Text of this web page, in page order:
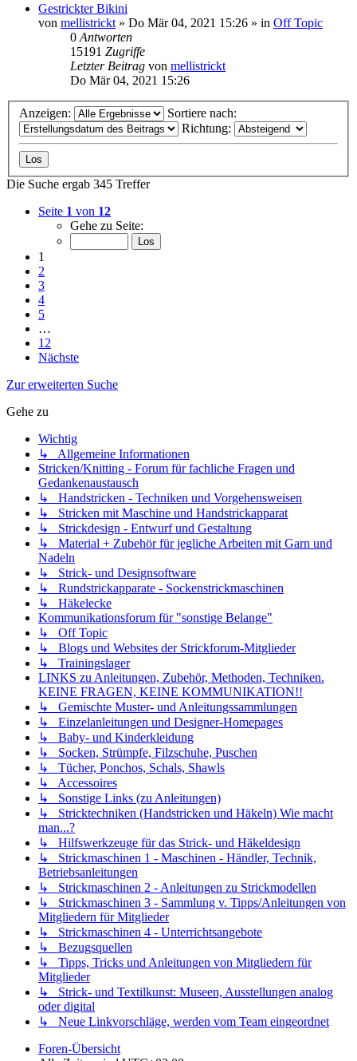
Gestrickter Bikini
von mellistrickt » Do Mär 04, 2021 15:26 » in Off Topic
0 Antworten
15191 Zugriffe
Letzter Beitrag von mellistrickt
Do Mär 04, 2021 15:26
Anzeigen:
Sortiere nach:
Richtung:
Die Suche ergab 345 Treffer
Seite 1 von 12
Gehe zu Seite:
1
2
3
4
5
…
12
Nächste
Zur erweiterten Suche
Gehe zu
Wichtig
↳ Allgemeine Informationen
Stricken/Knitting - Forum für fachliche Fragen und
Gedankenaustausch
↳ Handstricken - Techniken und Vorgehensweisen
↳ Stricken mit Maschine und Handstrickapparat
↳ Strickdesign - Entwurf und Gestaltung
↳ Material + Zubehör für jegliche Arbeiten mit Garn und
Nadeln
↳ Strick- und Designsoftware
↳ Rundstrickapparate - Sockenstrickmaschinen
↳ Häkelecke
Kommunikationsforum für "sonstige Belange"
↳ Off Topic
↳ Blogs und Websites der Strickforum-Mitglieder
↳ Trainingslager
LINKS zu Anleitungen, Zubehör, Methoden, Techniken.
KEINE FRAGEN, KEINE KOMMUNIKATION!!
↳ Gemischte Muster- und Anleitungssammlungen
↳ Einzelanleitungen und Designer-Homepages
↳ Baby- und Kinderkleidung
↳ Socken, Strümpfe, Filzschuhe, Puschen
↳ Tücher, Ponchos, Schals, Shawls
↳ Accessoires
↳ Sonstige Links (zu Anleitungen)
↳ Stricktechniken (Handstricken und Häkeln) Wie macht
man...?
↳ Hilfswerkzeuge für das Strick- und Häkeldesign
↳ Strickmaschinen 1 - Maschinen - Händler, Technik,
Betriebsanleitungen
↳ Strickmaschinen 2 - Anleitungen zu Strickmodellen
↳ Strickmaschinen 3 - Sammlung v. Tipps/Anleitungen von
Mitgliedern für Mitglieder
↳ Strickmaschinen 4 - Unterrichtsangebote
↳ Bezugsquellen
↳ Tipps, Tricks und Anleitungen von Mitgliedern für
Mitglieder
↳ Strick- und Textilkunst: Museen, Ausstellungen analog
oder digital
↳ Neue Linkvorschläge, werden vom Team eingeordnet
Foren-Übersicht